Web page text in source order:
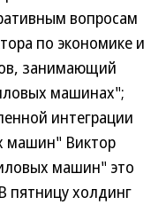
вопросам
по экономике и
занимающий
машинах";
интеграции
машин" Виктор
машин" это
пятницу холдинг